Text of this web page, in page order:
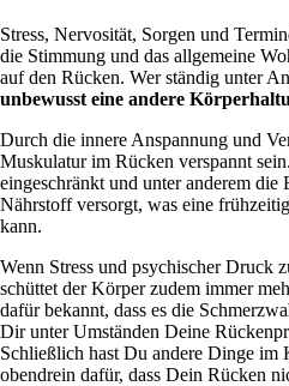
Stress, Nervosität, Sorgen und
die Stimmung und das allgemeine
auf den Rücken. Wer ständig unter
unbewusst eine andere
Durch die innere Anspannung und
Muskulatur im Rücken verspannt
eingeschränkt und unter anderem die
Nährstoff versorgt, was eine
kann.
Wenn Stress und psychischer Druck
schüttet der Körper zudem immer
dafür bekannt, dass es die
Dir unter Umständen Deine
Schließlich hast Du andere Dinge im
obendrein dafür, dass Dein Rücken